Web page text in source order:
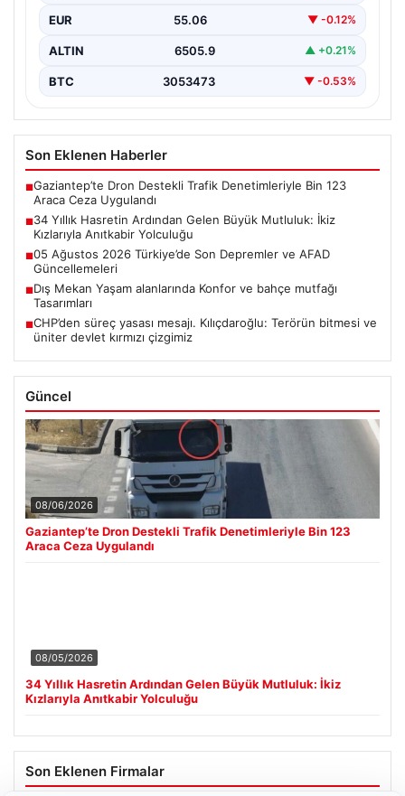
EUR 55.06 ▼ -0.12%
ALTIN 6505.9 ▲ +0.21%
BTC 3053473 ▼ -0.53%
Son Eklenen Haberler
■Gaziantep’te Dron Destekli Trafik Denetimleriyle Bin 123
Araca Ceza Uygulandı
■34 Yıllık Hasretin Ardından Gelen Büyük Mutluluk: İkiz
Kızlarıyla Anıtkabir Yolculuğu
■05 Ağustos 2026 Türkiye’de Son Depremler ve AFAD
Güncellemeleri
■Dış Mekan Yaşam alanlarında Konfor ve bahçe mutfağı
Tasarımları
■CHP’den süreç yasası mesajı. Kılıçdaroğlu: Terörün bitmesi ve
üniter devlet kırmızı çizgimiz
Güncel
08/06/2026
Gaziantep’te Dron Destekli Trafik Denetimleriyle Bin 123
Araca Ceza Uygulandı
08/05/2026
34 Yıllık Hasretin Ardından Gelen Büyük Mutluluk: İkiz
Kızlarıyla Anıtkabir Yolculuğu
Son Eklenen Firmalar